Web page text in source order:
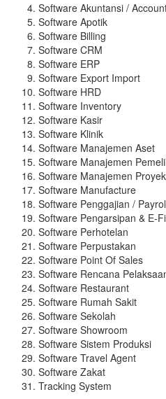
Software Akuntansi /
Software Apotik
Software Billing
Software CRM
Software ERP
Software Export Import
Software HRD
Software Inventory
Software Kasir
Software Klinik
Software Manajemen Aset
Software Manajemen
Software Manajemen Proyek
Software Manufacture
Software Penggajian /
Software Pengarsipan & E-
Software Perhotelan
Software Perpustakan
Software Point Of Sales
Software Rencana
Software Restaurant
Software Rumah Sakit
Software Sekolah
Software Showroom
Software Sistem Produksi
Software Travel Agent
Software Zakat
Tracking System